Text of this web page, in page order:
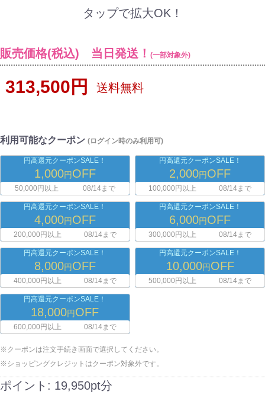
タップで拡大OK！
販売価格(税込) 当日発送！ (一部対象外)
313,500円 送料無料
利用可能なクーポン (ログイン時のみ利用可)
円高還元クーポンSALE！
1,000円OFF
50,000円以上 08/14まで
円高還元クーポンSALE！
2,000円OFF
100,000円以上 08/14まで
円高還元クーポンSALE！
4,000円OFF
200,000円以上 08/14まで
円高還元クーポンSALE！
6,000円OFF
300,000円以上 08/14まで
円高還元クーポンSALE！
8,000円OFF
400,000円以上 08/14まで
円高還元クーポンSALE！
10,000円OFF
500,000円以上 08/14まで
円高還元クーポンSALE！
18,000円OFF
600,000円以上 08/14まで
※クーポンは注文手続き画面で選択してください。
※ショッピングクレジットはクーポン対象外です。
ポイント: 19,950pt分